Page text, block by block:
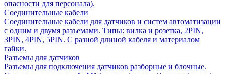
опасности для персонала).
Соединительные кабели
Соединительные кабели для датчиков и систем автоматизации
с одним и двумя разъемами. Типы: вилка и розетка, 2PIN,
3PIN, 4PIN, 5PIN. С разной длиной кабеля и материалом
гайки.
Разъемы для датчиков
Разъемы для подключения датчиков разборные и блочные.